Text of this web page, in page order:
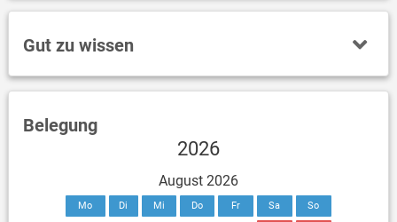
Gut zu wissen
Belegung
2026
August 2026
Mo Di Mi Do Fr Sa So